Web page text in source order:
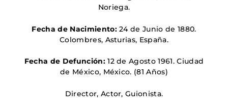
Noriega.
Fecha de Nacimiento:24 de Junio de 1880.
Colombres, Asturias, España.
Fecha de Defunción:12 de Agosto 1961. Ciudad
de México, México. (81 Años)
Director, Actor, Guionista.